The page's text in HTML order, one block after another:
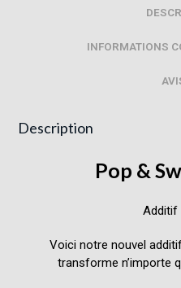
INFORMATIONS
Description
Pop &
Additif
Voici notre nouvel
transforme n’importe